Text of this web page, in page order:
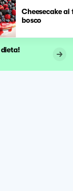
Cheesecake
bosco